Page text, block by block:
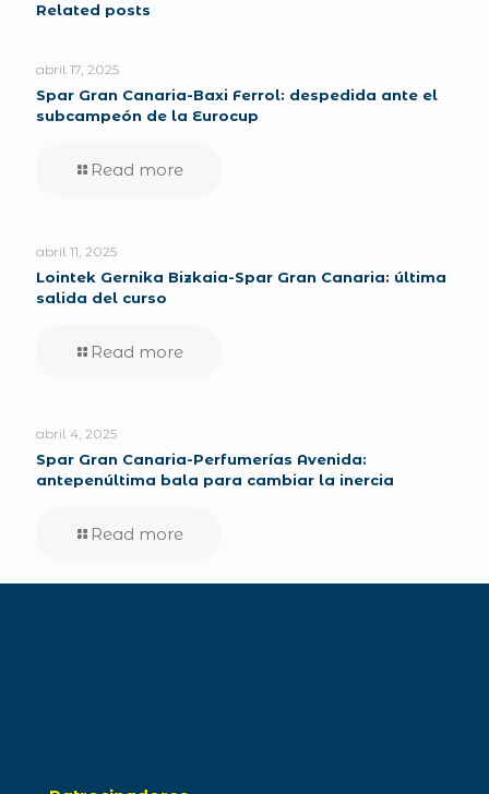
Related posts
abril 17, 2025
Spar Gran Canaria-Baxi Ferrol: despedida ante el
subcampeón de la Eurocup
Read more
abril 11, 2025
Lointek Gernika Bizkaia-Spar Gran Canaria: última
salida del curso
Read more
abril 4, 2025
Spar Gran Canaria-Perfumerías Avenida:
antepenúltima bala para cambiar la inercia
Read more